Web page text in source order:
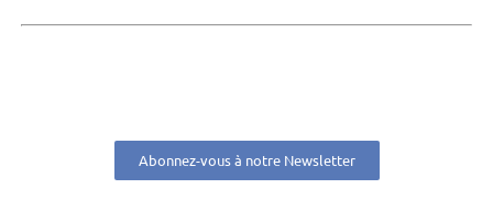
Abonnez-vous à notre Newsletter